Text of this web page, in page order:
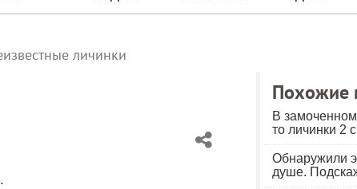
личинки
Похожие
В
то личинки 2
Обнаружили
душе.